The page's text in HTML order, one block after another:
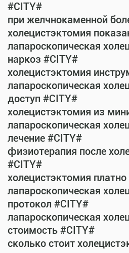
#CITY#
при желчнокаменной
холецистэктомия
лапароскопическая
наркоз #CITY#
холецистэктомия
лапароскопическая
доступ #CITY#
холецистэктомия из
лапароскопическая
лечение #CITY#
физиотерапия после
#CITY#
холецистэктомия
лапароскопическая
протокол #CITY#
лапароскопическая
стоимость #CITY#
сколько стоит